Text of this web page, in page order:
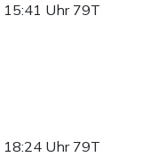
15:41 Uhr 79T
18:24 Uhr 79T